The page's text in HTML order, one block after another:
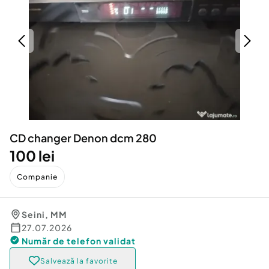
Animale de companie
Afaceri și echipamente profesionale
Inchiriere Bunuri si Vehicule
Utilaje agricole si industriale
Piese auto si accesorii
Dacia Duster
CD changer Denon dcm 280
100 lei
Companie
Seini, MM
27.07.2026
Număr de telefon validat
Salvează la favorite